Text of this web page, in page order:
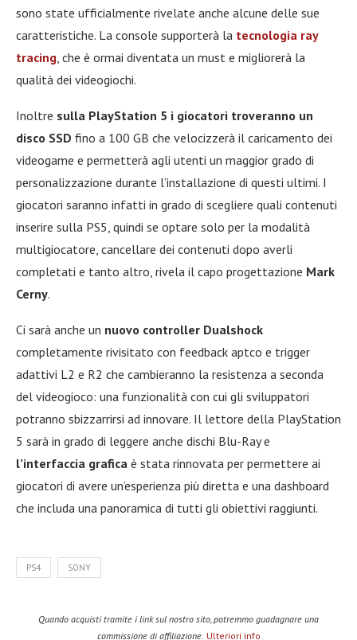
sono state ufficialmente rivelate anche alcune delle sue
caratteristiche. La console supporterà la tecnologia ray
tracing, che è ormai diventata un must e migliorerà la
qualità dei videogiochi.
Inoltre sulla PlayStation 5 i giocatori troveranno un
disco SSD fino a 100 GB che velocizzerà il caricamento dei
videogame e permetterà agli utenti un maggior grado di
personalizzazione durante l’installazione di questi ultimi. I
giocatori saranno infatti in grado di scegliere quali contenuti
inserire sulla PS5, quindi se optare solo per la modalità
multigiocatore, cancellare dei contenuti dopo averli
completati e tanto altro, rivela il capo progettazione Mark
Cerny.
Ci sarà anche un nuovo controller Dualshock
completamente rivisitato con feedback aptco e trigger
adattivi L2 e R2 che cambieranno la resistenza a seconda
del videogioco: una funzionalità con cui gli sviluppatori
potranno sbizzarrirsi ad innovare. Il lettore della PlayStation
5 sarà in grado di leggere anche dischi Blu-Ray e
l’interfaccia grafica è stata rinnovata per permettere ai
giocatori di avere un’esperienza più diretta e una dashboard
che includa una panoramica di tutti gli obiettivi raggiunti.
PS4 SONY
Quando acquisti tramite i link sul nostro sito, potremmo guadagnare una
commissione di affiliazione. Ulteriori info